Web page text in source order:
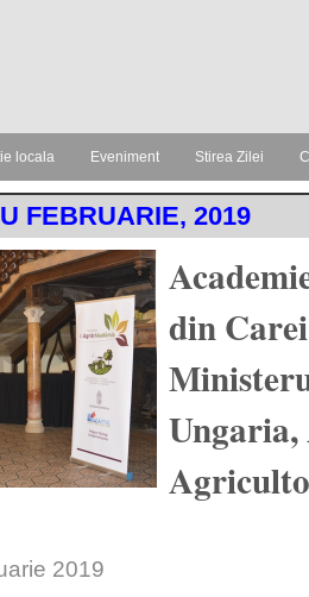
locala Eveniment Stirea Zilei
FEBRUARIE, 2019
din
2019